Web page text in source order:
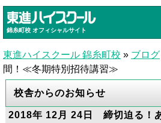
錦糸町校 オフィシャルサイト
東進ハイスクール 錦糸町校 » ブログ
間！≪冬期特別招待講習≫
校舎からのお知らせ
2018年 12月 24日 締切迫る！